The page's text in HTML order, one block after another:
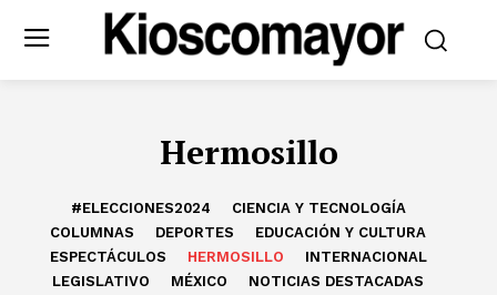
Hermosillo
#ELECCIONES2024
CIENCIA Y TECNOLOGÍA
COLUMNAS
DEPORTES
EDUCACIÓN Y CULTURA
ESPECTÁCULOS
HERMOSILLO
INTERNACIONAL
LEGISLATIVO
MÉXICO
NOTICIAS DESTACADAS